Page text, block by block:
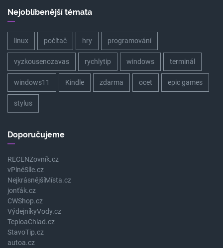
Nejoblíbenější témata
linux počítač hry programování
vyzkousenozavas rychlytip windows terminál
windows11 Kindle zdarma ocet epic games
stylus
Doporučujeme
RECENZovník.cz
vPlnéSíle.cz
NejkrásnějšíMísta.cz
jonťák.cz
CWShop.cz
VýdejníkyVody.cz
TeploaChlad.cz
StavoTip.cz
autoa.cz